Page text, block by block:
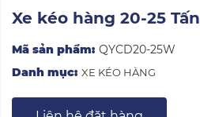
Xe kéo hàng 20-25 Tấn
Mã sản phẩm: QYCD20-25W
Danh mục: XE KÉO HÀNG